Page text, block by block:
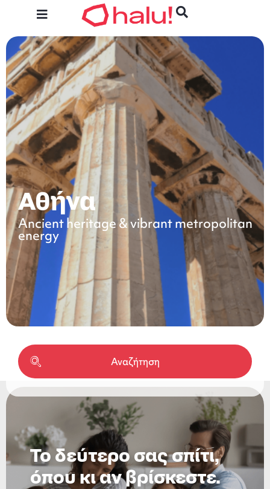
Αθήνα
Ancient heritage & vibrant metropolitan
energy
Το δεύτερο σας σπίτι,
όπου κι αν βρίσκεστε.